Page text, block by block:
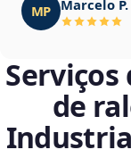
MP Marcelo P.
de